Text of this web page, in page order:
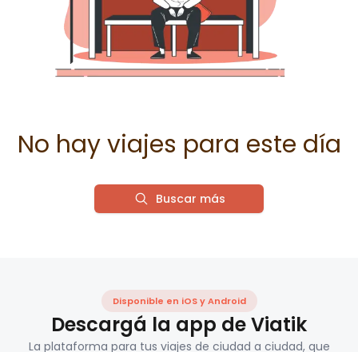
No hay viajes para este día
Buscar más
Disponible en iOS y Android
Descargá la app de Viatik
La plataforma para tus viajes de ciudad a ciudad, que